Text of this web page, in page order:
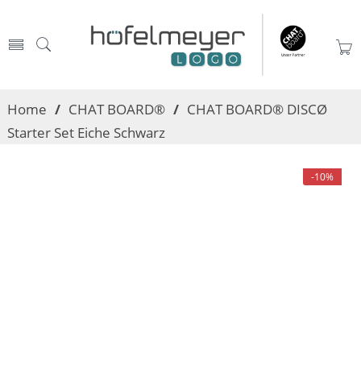
Home / CHAT BOARD® / CHAT BOARD® DISCØ
Starter Set Eiche Schwarz
-10%